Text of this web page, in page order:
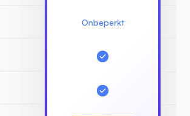
Onbeperkt